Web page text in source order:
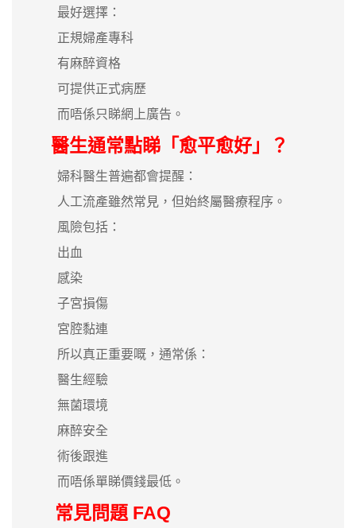
最好選擇：
正規婦產專科
有麻醉資格
可提供正式病歷
而唔係只睇網上廣告。
醫生通常點睇「愈平愈好」？
婦科醫生普遍都會提醒：
人工流產雖然常見，但始終屬醫療程序。
風險包括：
出血
感染
子宮損傷
宮腔黏連
所以真正重要嘅，通常係：
醫生經驗
無菌環境
麻醉安全
術後跟進
而唔係單睇價錢最低。
常見問題 FAQ